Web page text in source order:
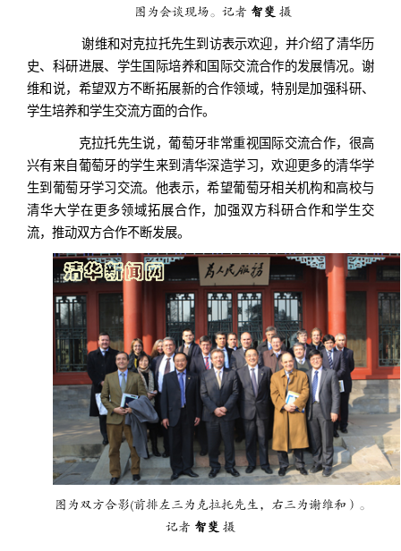
图为会谈现场。记者 智斐 摄
谢维和对克拉托先生到访表示欢迎，并介绍了清华历
史、科研进展、学生国际培养和国际交流合作的发展情况。谢
维和说，希望双方不断拓展新的合作领域，特别是加强科研、
学生培养和学生交流方面的合作。
克拉托先生说，葡萄牙非常重视国际交流合作，很高
兴有来自葡萄牙的学生来到清华深造学习，欢迎更多的清华学
生到葡萄牙学习交流。他表示，希望葡萄牙相关机构和高校与
清华大学在更多领域拓展合作，加强双方科研合作和学生交
流，推动双方合作不断发展。
图为双方合影(前排左三为克拉托先生，右三为谢维和）。
记者 智斐 摄